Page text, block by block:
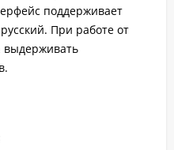
поддерживает
При работе от
выдерживать